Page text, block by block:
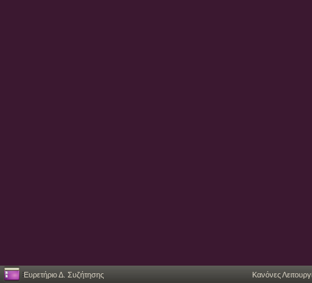
Ευρετήριο Δ. Συζήτησης Κανόνες